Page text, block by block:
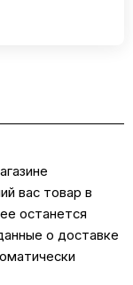
вас товар в
останется
о доставке